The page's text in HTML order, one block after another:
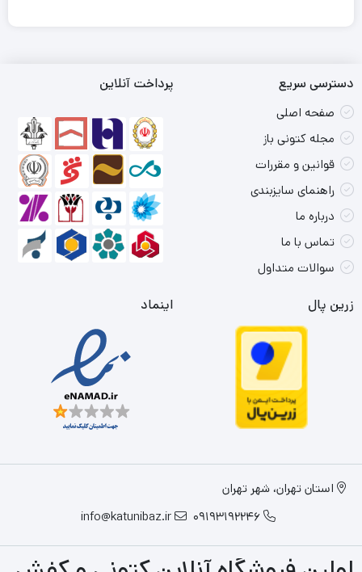
دسترسی سریع
صفحه اصلی
مجله کتونی باز
قوانین و مقررات
راهنمای سایزبندی
درباره ما
تماس با ما
سوالات متداول
پرداخت آنلاین
زرین پال اینماد
استان تهران، شهر تهران
09193192246
info@katunibaz.ir